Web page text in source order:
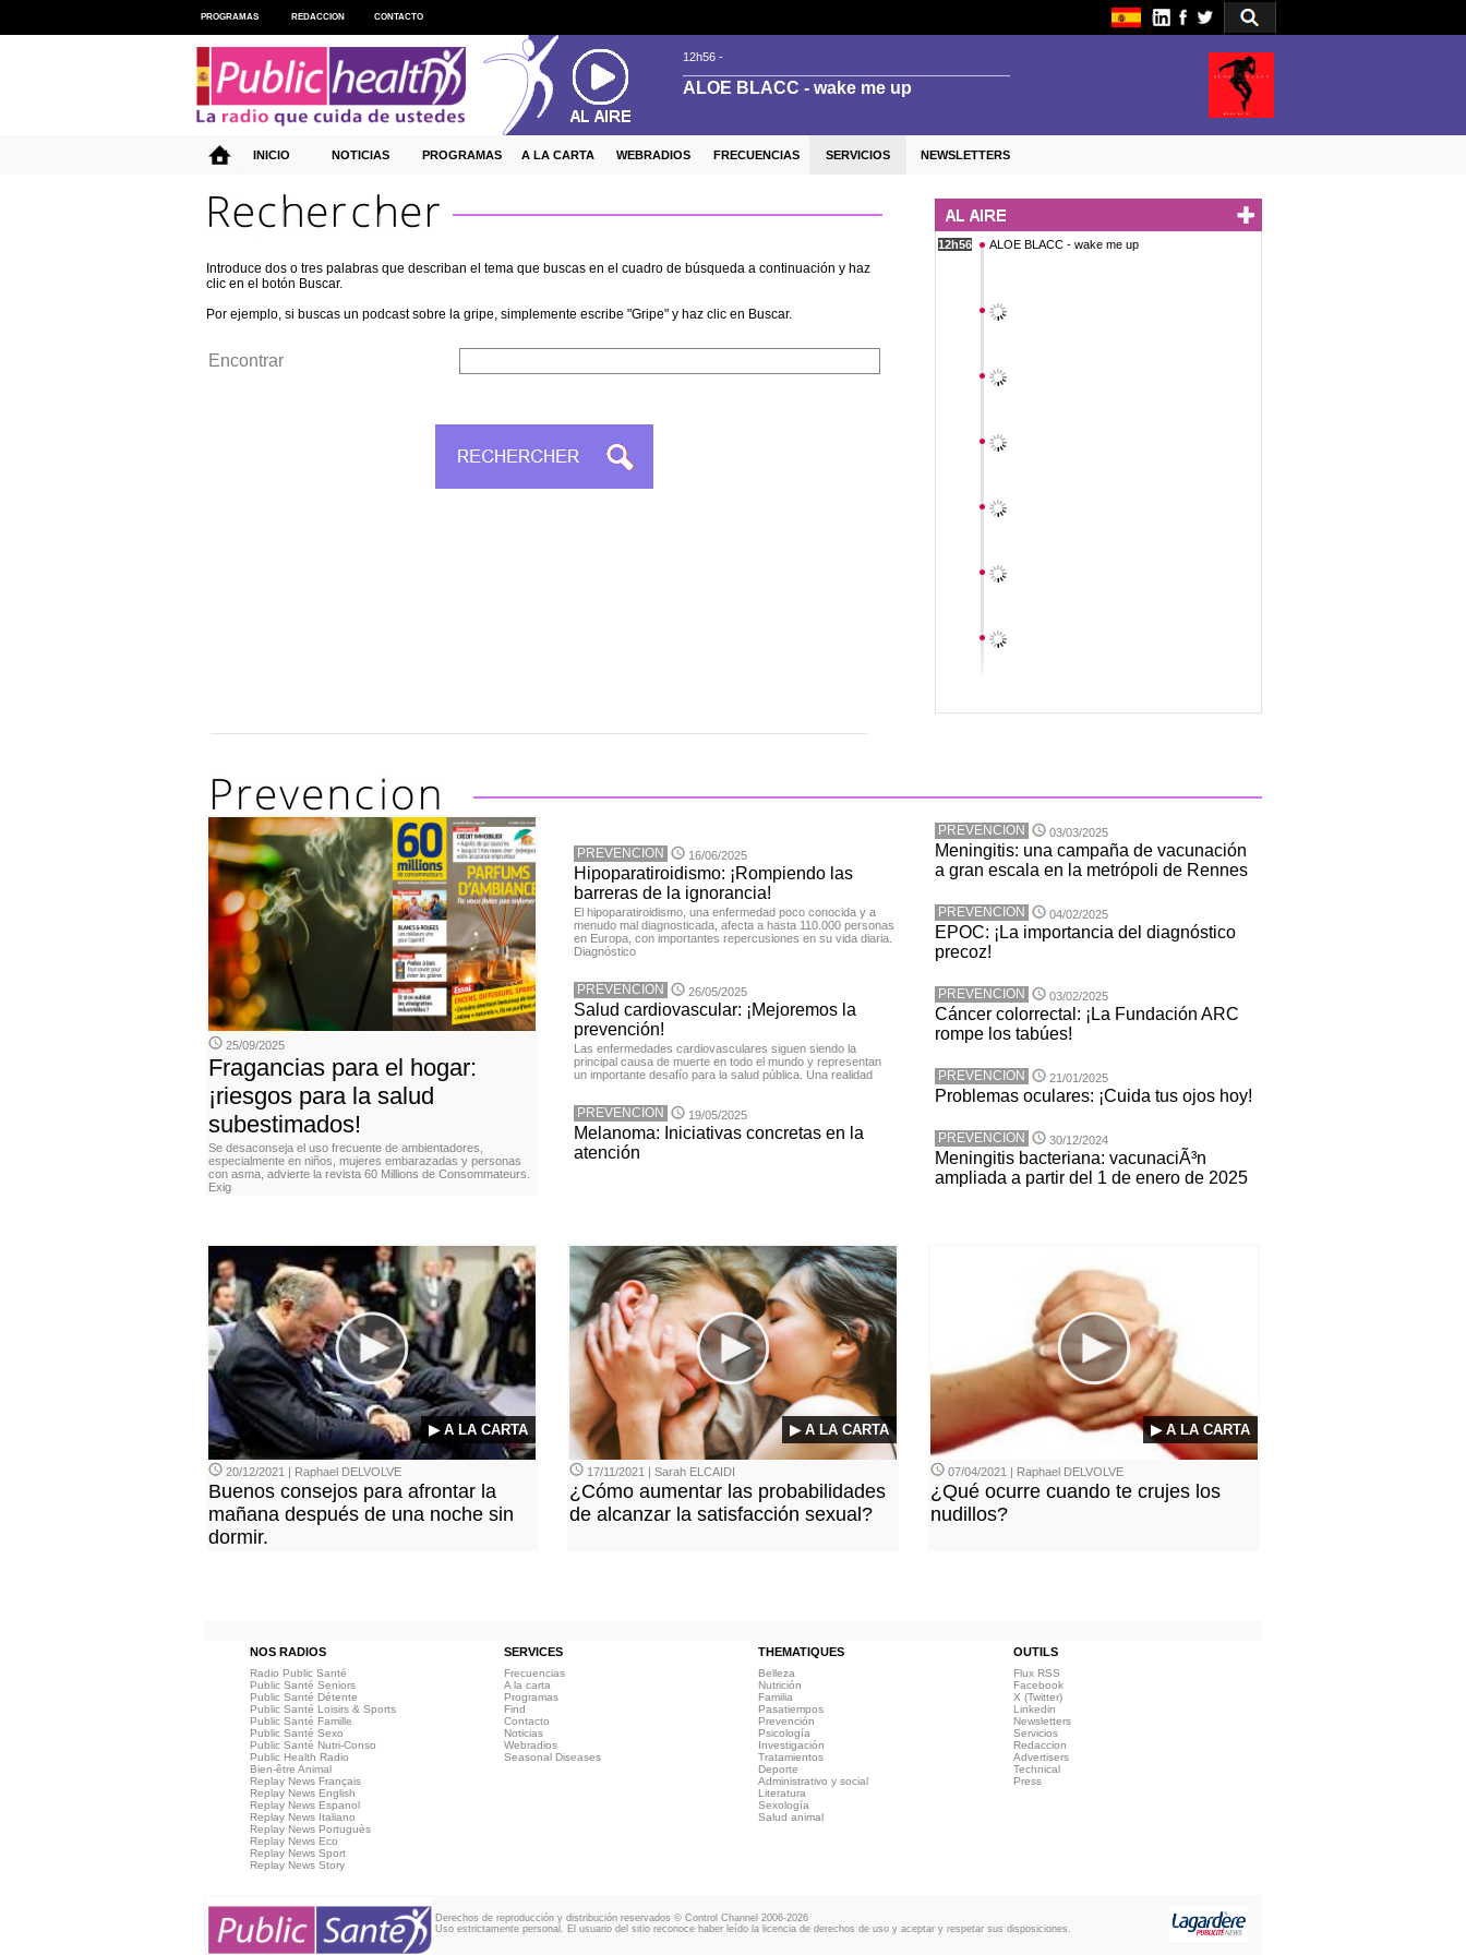
Introduce dos o tres palabras que describan el tema que buscas en el cuadro de búsqueda a continuación y haz
clic en el botón Buscar.
Por ejemplo, si buscas un podcast sobre la gripe, simplemente escribe "Gripe" y haz clic en Buscar.
Encontrar
25/09/2025
Fragancias para el hogar:
¡riesgos para la salud
subestimados!
Se desaconseja el uso frecuente de ambientadores,
especialmente en niños, mujeres embarazadas y personas
con asma, advierte la revista 60 Millions de Consommateurs.
Exig
PREVENCION 16/06/2025
Hipoparatiroidismo: ¡Rompiendo las
barreras de la ignorancia!
El hipoparatiroidismo, una enfermedad poco conocida y a
menudo mal diagnosticada, afecta a hasta 110.000 personas
en Europa, con importantes repercusiones en su vida diaria.
Diagnóstico
PREVENCION 26/05/2025
Salud cardiovascular: ¡Mejoremos la
prevención!
Las enfermedades cardiovasculares siguen siendo la
principal causa de muerte en todo el mundo y representan
un importante desafío para la salud pública. Una realidad
PREVENCION 19/05/2025
Melanoma: Iniciativas concretas en la
atención
PREVENCION 03/03/2025
Meningitis: una campaña de vacunación
a gran escala en la metrópoli de Rennes
PREVENCION 04/02/2025
EPOC: ¡La importancia del diagnóstico
precoz!
PREVENCION 03/02/2025
Cáncer colorrectal: ¡La Fundación ARC
rompe los tabúes!
PREVENCION 21/01/2025
Problemas oculares: ¡Cuida tus ojos hoy!
PREVENCION 30/12/2024
Meningitis bacteriana: vacunaciÃ³n
ampliada a partir del 1 de enero de 2025
▶ A LA CARTA
20/12/2021 | Raphael DELVOLVE
Buenos consejos para afrontar la
mañana después de una noche sin
dormir.
▶ A LA CARTA
17/11/2021 | Sarah ELCAIDI
¿Cómo aumentar las probabilidades
de alcanzar la satisfacción sexual?
▶ A LA CARTA
07/04/2021 | Raphael DELVOLVE
¿Qué ocurre cuando te crujes los
nudillos?
NOS RADIOS SERVICES THEMATIQUES OUTILS
Radio Public Santé
Public Santé Seniors
Public Santé Détente
Public Santé Loisirs & Sports
Public Santé Famille
Public Santé Sexo
Public Santé Nutri-Conso
Public Health Radio
Bien-être Animal
Replay News Français
Replay News English
Replay News Espanol
Replay News Italiano
Replay News Portuguès
Replay News Eco
Replay News Sport
Replay News Story
Frecuencias
A la carta
Programas
Find
Contacto
Noticias
Webradios
Seasonal Diseases
Belleza
Nutrición
Familia
Pasatiempos
Prevención
Psicología
Investigación
Tratamientos
Deporte
Administrativo y social
Literatura
Sexología
Salud animal
Flux RSS
Facebook
X (Twitter)
Linkedin
Newsletters
Servicios
Redaccion
Advertisers
Technical
Press
Derechos de reproducción y distribución reservados © Control Channel 2006-2026
Uso estrictamente personal. El usuario del sitio reconoce haber leído la licencia de derechos de uso y aceptar y respetar sus disposiciones.
PROGRAMAS REDACCION CONTACTO
INICIO NOTICIAS PROGRAMAS A LA CARTA WEBRADIOS FRECUENCIAS SERVICIOS NEWSLETTERS